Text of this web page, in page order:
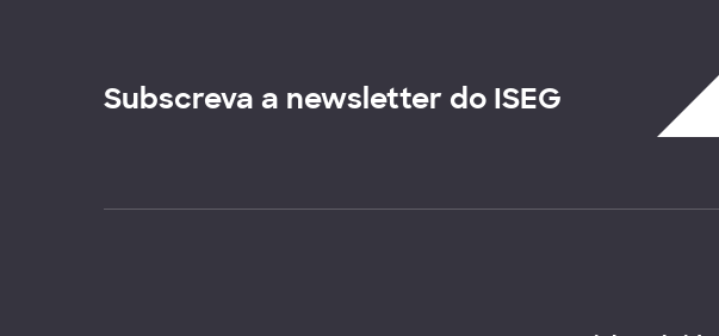
Subscreva a newsletter do ISEG